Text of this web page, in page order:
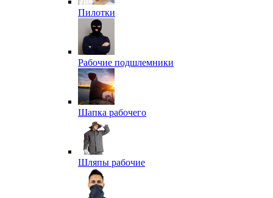
Пилотки
Рабочие подшлемники
Шапка рабочего
Шляпы рабочие